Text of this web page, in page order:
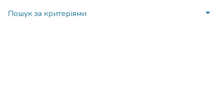
Пошук за критеріями
Виникла помилка при отриманні документа